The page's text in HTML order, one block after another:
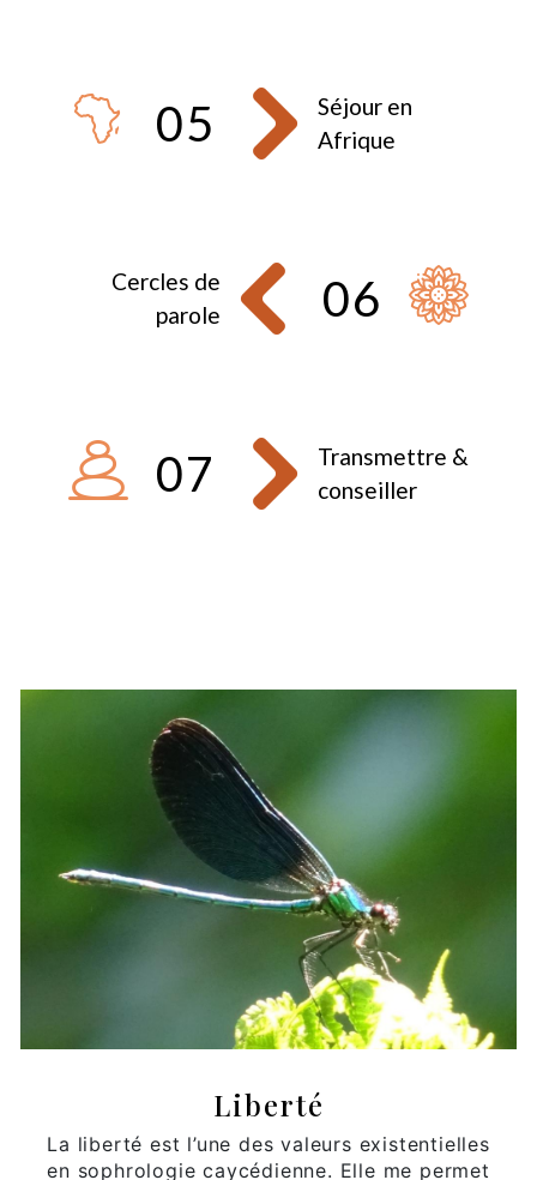
05
Séjour en
Afrique
06
Cercles de
parole
07
Transmettre &
conseiller
Liberté
La liberté est l’une des valeurs existentielles
en sophrologie caycédienne. Elle me permet